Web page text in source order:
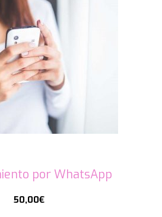
por WhatsApp
50,00€